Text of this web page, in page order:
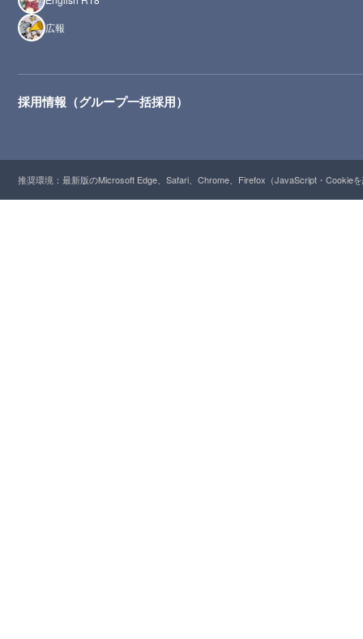
広報
採用情報（グループ一括採用）
推奨環境：最新版のMicrosoft Edge、Safari、Chrome、Firefox（JavaScript・Cookie